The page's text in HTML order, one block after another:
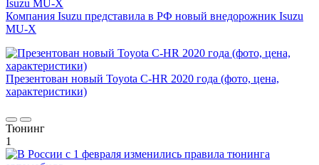
Компания Isuzu представила в РФ новый внедорожник Isuzu
MU-X
Презентован новый Toyota C-HR 2020 года (фото, цена,
характеристики)
Тюнинг
1